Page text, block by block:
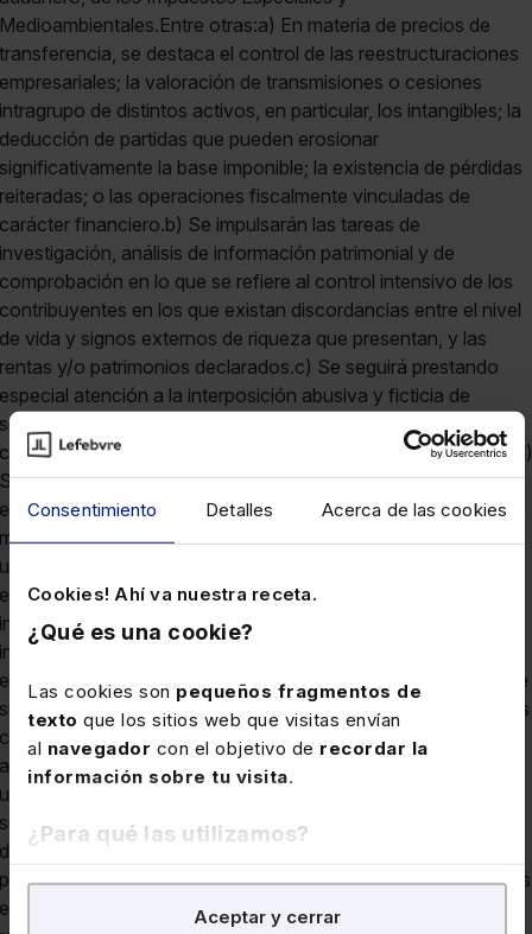
Consentimiento Detalles Acerca de las cookies
Cookies! Ahí va nuestra receta.
¿Qué es una cookie?
Las cookies son pequeños fragmentos de
texto que los sitios web que visitas envían
al navegador con el objetivo de recordar la
información sobre tu visita.
¿Para qué las utilizamos?
En Lefebvre utilizamos las cookies confines
para tratar demejorar tu experiencia
Aceptar y cerrar